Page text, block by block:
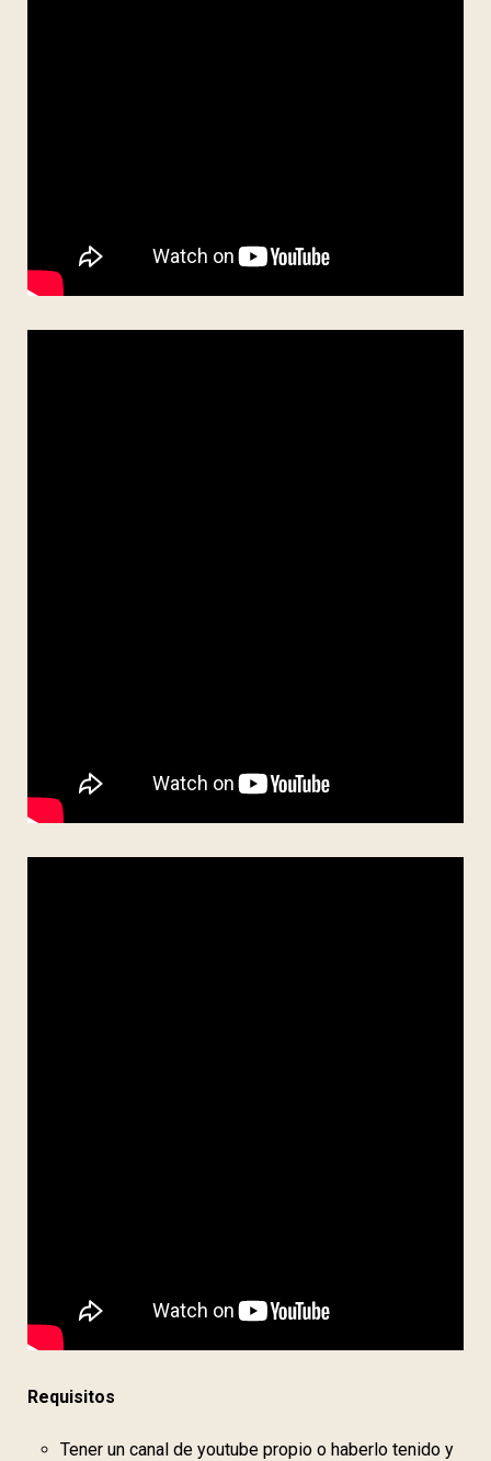
Requisitos
Tener un canal de youtube propio o haberlo tenido y